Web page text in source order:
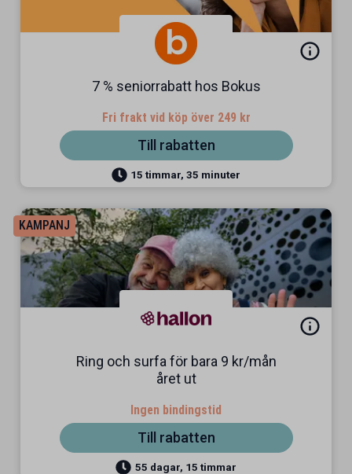
7 % seniorrabatt hos Bokus
Fri frakt vid köp över 249 kr
Till rabatten
15 timmar, 35 minuter
KAMPANJ
Ring och surfa för bara 9 kr/mån
året ut
Ingen bindingstid
Till rabatten
55 dagar, 15 timmar